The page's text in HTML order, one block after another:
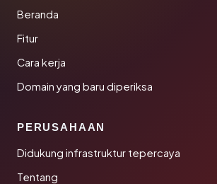
Beranda
Fitur
Cara kerja
Domain yang baru diperiksa
PERUSAHAAN
Didukung infrastruktur tepercaya
Tentang